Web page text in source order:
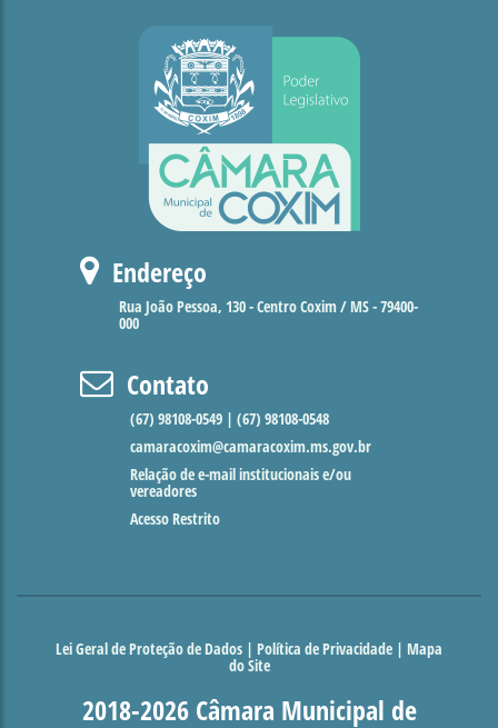
Endereço
Rua João Pessoa, 130 - Centro Coxim / MS - 79400-
000
Contato
(67) 98108-0549 | (67) 98108-0548
camaracoxim@camaracoxim.ms.gov.br
Relação de e-mail institucionais e/ou
vereadores
Acesso Restrito
Lei Geral de Proteção de Dados Política de Privacidade
Mapa
do Site
2018-2026 Câmara Municipal de